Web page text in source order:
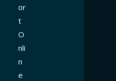
or
t
O
nli
n
e